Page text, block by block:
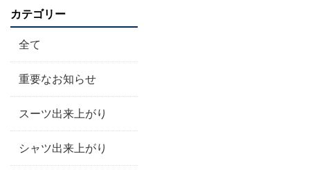
カテゴリー
全て
重要なお知らせ
スーツ出来上がり
シャツ出来上がり